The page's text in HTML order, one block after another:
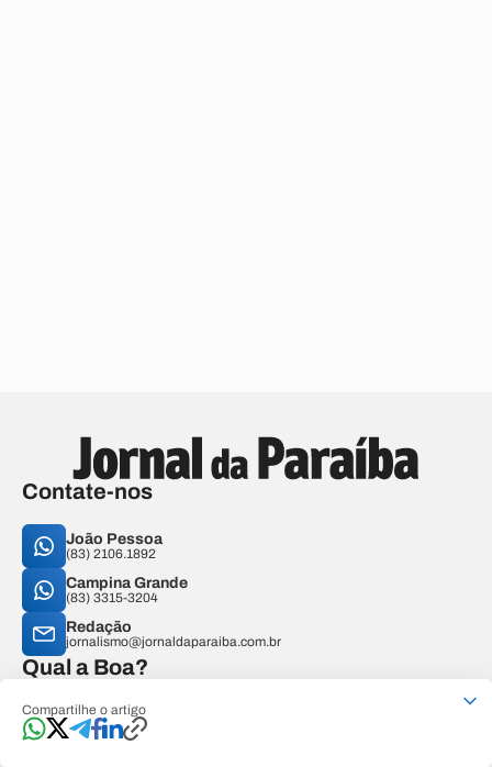
Compartilhe o artigo
Contate-nos
João Pessoa
(83) 2106.1892
Campina Grande
(83) 3315-3204
Redação
jornalismo@jornaldaparaiba.com.br
Qual a Boa?
O que fazer?
Onde comer e beber?
Onde ficar?